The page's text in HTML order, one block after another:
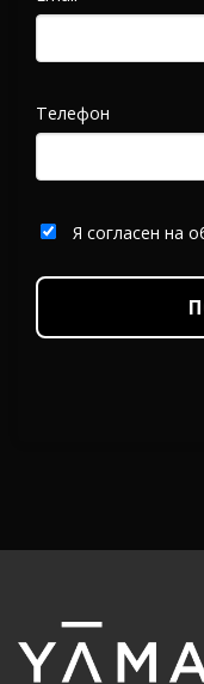
Телефон
Я согласен на